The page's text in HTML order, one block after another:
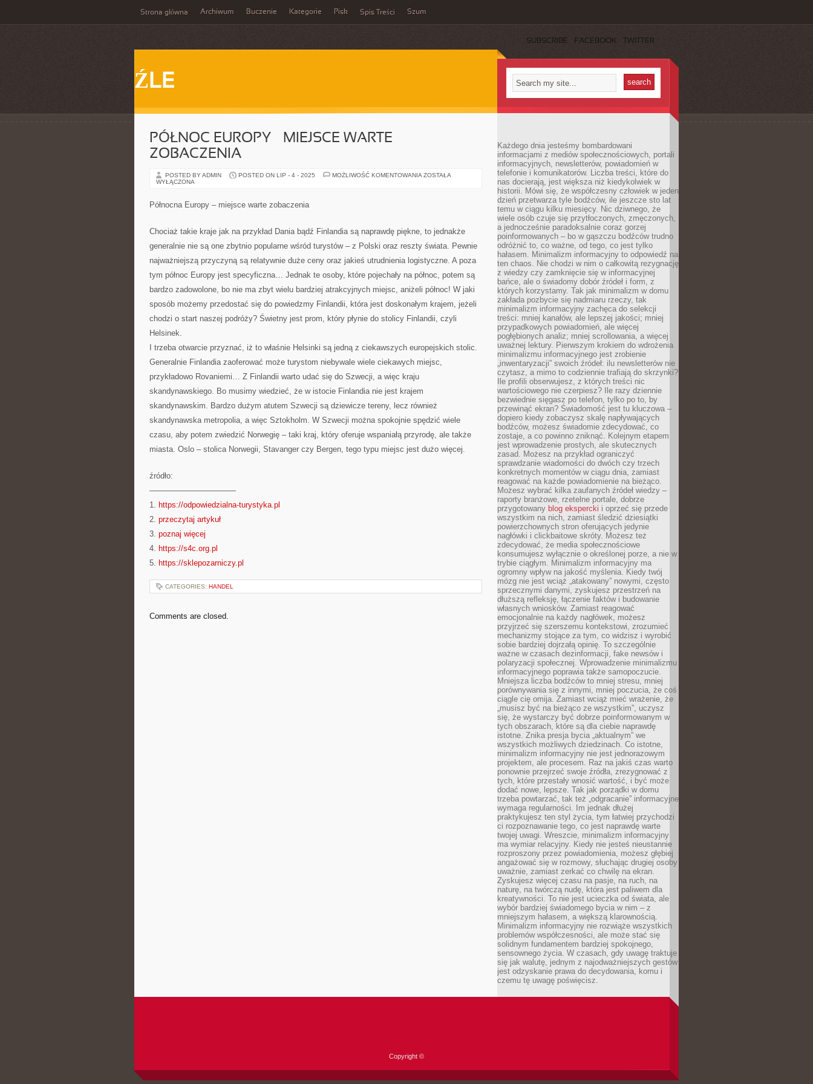
Strona główna Archiwum Buczenie Kategorie Pisk Spis Treści Szum
SUBSCRIBE FACEBOOK TWITTER
ŹLE
PÓŁNOC EUROPY – MIEJSCE WARTE
ZOBACZENIA
POSTED BY ADMIN POSTED ON LIP - 4 - 2025 MOŻLIWOŚĆ KOMENTOWANIA PÓŁNOC
ZOSTAŁA
WYŁĄCZONA
Północna Europy – miejsce warte zobaczenia
Chociaż takie kraje jak na przykład Dania bądź Finlandia są naprawdę piękne, to jednakże
generalnie nie są one zbytnio popularne wśród turystów – z Polski oraz reszty świata. Pewnie
najważniejszą przyczyną są relatywnie duże ceny oraz jakieś utrudnienia logistyczne. A poza
tym północ Europy jest specyficzna… Jednak te osoby, które pojechały na północ, potem są
bardzo zadowolone, bo nie ma zbyt wielu bardziej atrakcyjnych miejsc, aniżeli północ! W jaki
sposób możemy przedostać się do powiedzmy Finlandii, która jest doskonałym krajem, jeżeli
chodzi o start naszej podróży? Świetny jest prom, który płynie do stolicy Finlandii, czyli
Helsinek.
I trzeba otwarcie przyznać, iż to właśnie Helsinki są jedną z ciekawszych europejskich stolic.
Generalnie Finlandia zaoferować może turystom niebywale wiele ciekawych miejsc,
przykładowo Rovaniemi… Z Finlandii warto udać się do Szwecji, a więc kraju
skandynawskiego. Bo musimy wiedzieć, że w istocie Finlandia nie jest krajem
skandynawskim. Bardzo dużym atutem Szwecji są dziewicze tereny, lecz również
skandynawska metropolia, a więc Sztokholm. W Szwecji można spokojnie spędzić wiele
czasu, aby potem zwiedzić Norwegię – taki kraj, który oferuje wspaniałą przyrodę, ale także
miasta. Oslo – stolica Norwegii, Stavanger czy Bergen, tego typu miejsc jest dużo więcej.
źródło:
———————————
1. https://odpowiedzialna-turystyka.pl
2. przeczytaj artykuł
3. poznaj więcej
4. https://s4c.org.pl
5. https://sklepozarniczy.pl
CATEGORIES: HANDEL
Comments are closed.
Każdego dnia jesteśmy bombardowani
informacjami z mediów społecznościowych, portali
informacyjnych, newsletterów, powiadomień w
telefonie i komunikatorów. Liczba treści, które do
nas docierają, jest większa niż kiedykolwiek w
historii. Mówi się, że współczesny człowiek w jeden
dzień przetwarza tyle bodźców, ile jeszcze sto lat
temu w ciągu kilku miesięcy. Nic dziwnego, że
wiele osób czuje się przytłoczonych, zmęczonych,
a jednocześnie paradoksalnie coraz gorzej
poinformowanych – bo w gąszczu bodźców trudno
odróżnić to, co ważne, od tego, co jest tylko
hałasem. Minimalizm informacyjny to odpowiedź na
ten chaos. Nie chodzi w nim o całkowitą rezygnację
z wiedzy czy zamknięcie się w informacyjnej
bańce, ale o świadomy dobór źródeł i form, z
których korzystamy. Tak jak minimalizm w domu
zakłada pozbycie się nadmiaru rzeczy, tak
minimalizm informacyjny zachęca do selekcji
treści: mniej kanałów, ale lepszej jakości; mniej
przypadkowych powiadomień, ale więcej
pogłębionych analiz; mniej scrollowania, a więcej
uważnej lektury. Pierwszym krokiem do wdrożenia
minimalizmu informacyjnego jest zrobienie
„inwentaryzacji” swoich źródeł: ilu newsletterów nie
czytasz, a mimo to codziennie trafiają do skrzynki?
Ile profili obserwujesz, z których treści nic
wartościowego nie czerpiesz? Ile razy dziennie
bezwiednie sięgasz po telefon, tylko po to, by
przewinąć ekran? Świadomość jest tu kluczowa –
dopiero kiedy zobaczysz skalę napływających
bodźców, możesz świadomie zdecydować, co
zostaje, a co powinno zniknąć. Kolejnym etapem
jest wprowadzenie prostych, ale skutecznych
zasad. Możesz na przykład ograniczyć
sprawdzanie wiadomości do dwóch czy trzech
konkretnych momentów w ciągu dnia, zamiast
reagować na każde powiadomienie na bieżąco.
Możesz wybrać kilka zaufanych źródeł wiedzy –
raporty branżowe, rzetelne portale, dobrze
przygotowany blog ekspercki i oprzeć się przede
wszystkim na nich, zamiast śledzić dziesiątki
powierzchownych stron oferujących jedynie
nagłówki i clickbaitowe skróty. Możesz też
zdecydować, że media społecznościowe
konsumujesz wyłącznie o określonej porze, a nie w
trybie ciągłym. Minimalizm informacyjny ma
ogromny wpływ na jakość myślenia. Kiedy twój
mózg nie jest wciąż „atakowany” nowymi, często
sprzecznymi danymi, zyskujesz przestrzeń na
dłuższą refleksję, łączenie faktów i budowanie
własnych wniosków. Zamiast reagować
emocjonalnie na każdy nagłówek, możesz
przyjrzeć się szerszemu kontekstowi, zrozumieć
mechanizmy stojące za tym, co widzisz i wyrobić
sobie bardziej dojrzałą opinię. To szczególnie
ważne w czasach dezinformacji, fake newsów i
polaryzacji społecznej. Wprowadzenie minimalizmu
informacyjnego poprawia także samopoczucie.
Mniejsza liczba bodźców to mniej stresu, mniej
porównywania się z innymi, mniej poczucia, że coś
ciągle cię omija. Zamiast wciąż mieć wrażenie, że
„musisz być na bieżąco ze wszystkim”, uczysz
się, że wystarczy być dobrze poinformowanym w
tych obszarach, które są dla ciebie naprawdę
istotne. Znika presja bycia „aktualnym” we
wszystkich możliwych dziedzinach. Co istotne,
minimalizm informacyjny nie jest jednorazowym
projektem, ale procesem. Raz na jakiś czas warto
ponownie przejrzeć swoje źródła, zrezygnować z
tych, które przestały wnosić wartość, i być może
dodać nowe, lepsze. Tak jak porządki w domu
trzeba powtarzać, tak też „odgracanie” informacyjne
wymaga regularności. Im jednak dłużej
praktykujesz ten styl życia, tym łatwiej przychodzi
ci rozpoznawanie tego, co jest naprawdę warte
twojej uwagi. Wreszcie, minimalizm informacyjny
ma wymiar relacyjny. Kiedy nie jesteś nieustannie
rozproszony przez powiadomienia, możesz głębiej
angażować się w rozmowy, słuchając drugiej osoby
uważnie, zamiast zerkać co chwilę na ekran.
Zyskujesz więcej czasu na pasje, na ruch, na
naturę, na twórczą nudę, która jest paliwem dla
kreatywności. To nie jest ucieczka od świata, ale
wybór bardziej świadomego bycia w nim – z
mniejszym hałasem, a większą klarownością.
Minimalizm informacyjny nie rozwiąże wszystkich
problemów współczesności, ale może stać się
solidnym fundamentem bardziej spokojnego,
sensownego życia. W czasach, gdy uwagę traktuje
się jak walutę, jednym z najodważniejszych gestów
jest odzyskanie prawa do decydowania, komu i
czemu tę uwagę poświęcisz.
Copyright ©